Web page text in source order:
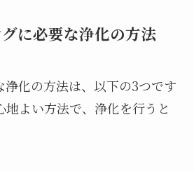
に必要な浄化の方法
浄化の方法は、以下の3つです
よい方法で、浄化を行うと